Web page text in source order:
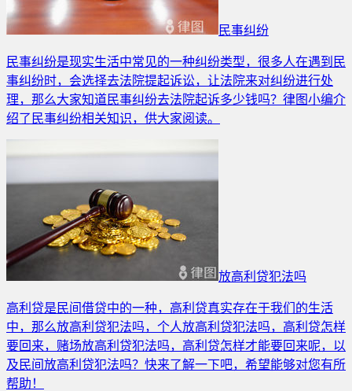
民事纠纷
民事纠纷是现实生活中常见的一种纠纷类型，很多人在遇到民
事纠纷时，会选择去法院提起诉讼，让法院来对纠纷进行处
理，那么大家知道民事纠纷去法院起诉多少钱吗？律图小编介
绍了民事纠纷相关知识，供大家阅读。
放高利贷犯法吗
高利贷是民间借贷中的一种，高利贷真实存在于我们的生活
中，那么放高利贷犯法吗，个人放高利贷犯法吗，高利贷怎样
要回来，赌场放高利贷犯法吗，高利贷怎样才能要回来呢，以
及民间放高利贷犯法吗？快来了解一下吧，希望能够对您有所
帮助！